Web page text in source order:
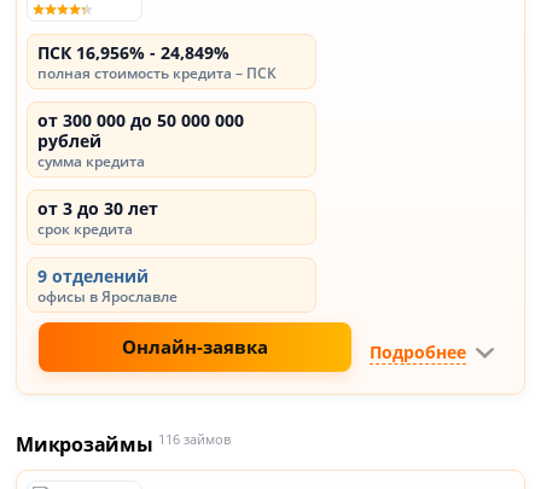
ПСК 16,956% - 24,849%
полная стоимость кредита – ПСК
от 300 000 до 50 000 000
рублей
сумма кредита
от 3 до 30 лет
срок кредита
9 отделений
офисы в Ярославле
Онлайн-заявка Подробнее
Микрозаймы 116 займов